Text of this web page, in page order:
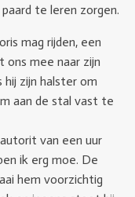
te leren zorgen.
mag rijden, een
ons mee naar zijn
zijn halster om
aan de stal vast te
van een uur
ik erg moe. De
hem voorzichtig